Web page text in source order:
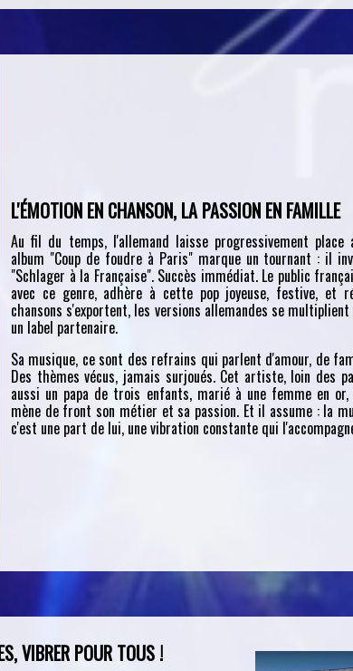
L'ÉMOTION EN CHANSON, LA PASSION EN FAMILLE
Au fil du temps, l'allemand laisse progressivement place
album "Coup de foudre à Paris" marque un tournant : il
"Schlager à la Française". Succès immédiat. Le public
avec ce genre, adhère à cette pop joyeuse, festive, et
chansons s'exportent, les versions allemandes se
un label partenaire.
Sa musique, ce sont des refrains qui parlent d'amour, de
Des thèmes vécus, jamais surjoués. Cet artiste, loin des
aussi un papa de trois enfants, marié à une femme en
mène de front son métier et sa passion. Et il assume : la
c'est une part de lui, une vibration constante qui
VIBRER POUR TOUS !